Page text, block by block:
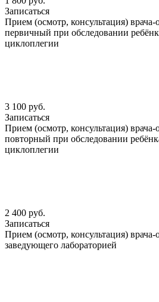
Записаться
Прием (осмотр, консультация) врача-
первичный при обследовании
циклоплегии
3 100 руб.
Записаться
Прием (осмотр, консультация) врача-
повторный при обследовании
циклоплегии
2 400 руб.
Записаться
Прием (осмотр, консультация) врача-
заведующего лабораторией